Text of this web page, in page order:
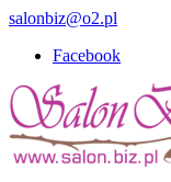
salonbiz@o2.pl
Facebook